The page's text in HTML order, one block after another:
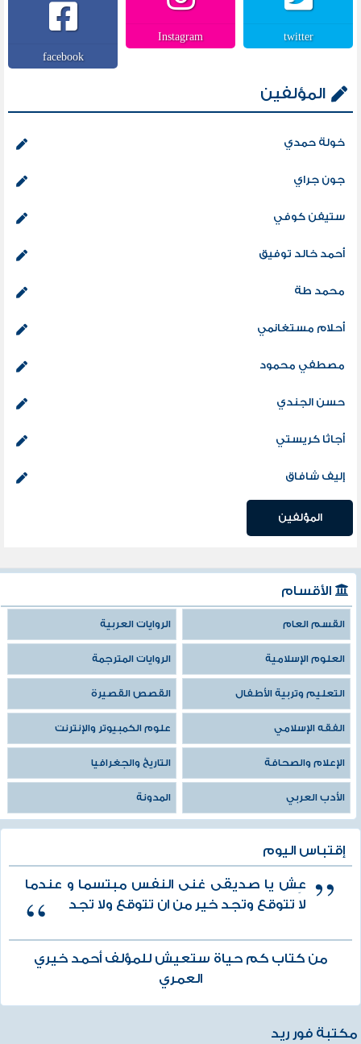
twitter
Instagram
facebook
المؤلفين
خولة حمدي
جون جراي
ستيفن كوفي
أحمد خالد توفيق
محمد طة
أحلام مستغانمي
مصطفي محمود
حسن الجندي
أجاثا كريستي
إليف شافاق
المؤلفين
الأقسام
القسم العام الروايات العربية
العلوم الإسلامية الروايات المترجمة
التعليم وتربية الأطفال القصص القصيرة
الفقه الإسلامي علوم الكمبيوتر والإنترنت
الإعلام والصحافة التاريخ والجغرافيا
الأدب العربي المدونة
إقتباس اليوم
عِش يا صديقى غنى النفس مبتسما و عندما
لا تتوقع وتجد خير من ان تتوقع ولا تجد
من كتاب كم حياة ستعيش للمؤلف أحمد خيري
العمري
مكتبة فور ريد